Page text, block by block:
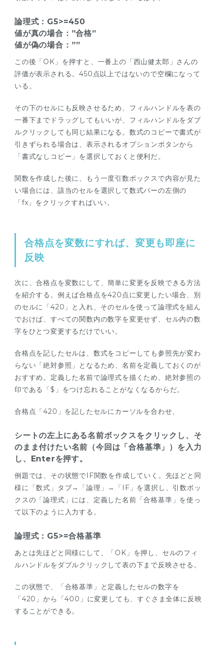
論理式：G5>=450
値が真の場合：”合格”
値が偽の場合：””
この後「OK」を押すと、一番上の「西山健太郎」さんの
評価が表示される。450点以上ではないので空欄になって
いる。
その下のセルにも反映させるため、フィルハンドルを表の
一番下までドラッグしてもいいが、フィルハンドルをダブ
ルクリックしても同じ結果になる。数式のコピーで書式が
引きずられる場合は、表示されるオプションボタンから
「書式なしコピー」を選択しておくと便利だ。
関数を作成した後に、もう一度引数ボックスで内容が見た
い場合には、該当のセルを選択して数式バーの左側の
「fx」をクリックすればいい。
合格点を変数にすれば、変更も即座に
反映
次に、合格点を変数にして、簡単に変更を反映できる方法
を紹介する。例えば合格点を420点に変更したい場合、別
のセルに「420」と入れ、そのセルを使って論理式を組ん
でおけば、すべての関数内の数字を変更せず、セル内の数
字をひとつ変更するだけでいい。
合格点を記したセルは、数式をコピーしても参照先が変わ
らない「絶対参照」となるため、名前を定義しておくのが
おすすめ。定義した名前で論理式を描くため、絶対参照の
印である「$」をつけ忘れることがなくなるからだ。
合格点「420」を記したセルにカーソルを合わせ、
シートの左上にある名前ボックスをクリックし、そ
のまま付けたい名前（今回は「合格基準」）を入力
し、Enterを押す。
例題では、その状態でIF関数を作成していく。先ほどと同
様に「数式」タブ→「論理」→「IF」を選択し、引数ボッ
クスの「論理式」には、定義した名前「合格基準」を使っ
て以下のように入力する。
論理式：G5>=合格基準
あとは先ほどと同様にして、「OK」を押し、セルのフィ
ルハンドルをダブルクリックして表の下まで反映させる。
この状態で、「合格基準」と定義したセルの数字を
「420」から「400」に変更しても、すぐさま全体に反映
することができる。